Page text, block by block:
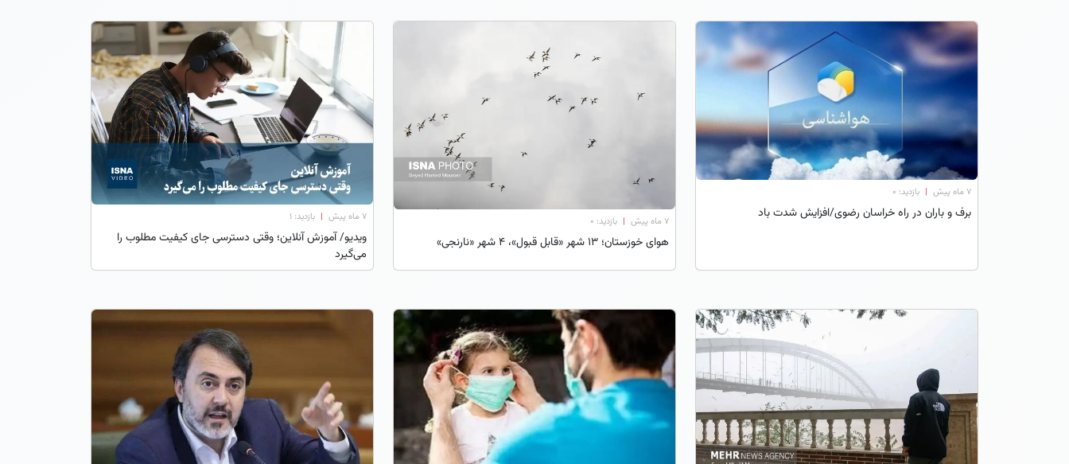
۷ ماه پیش | بازدید: 0
برف و باران در راه خراسان رضوی/افزایش شدت باد ۷ ماه پیش | بازدید: 0
هوای خوزستان؛ ۱۳ شهر «قابل قبول»، ۴ شهر «نارنجی»
۷ ماه پیش | بازدید: 1
ویدیو/ آموزش آنلاین؛ وقتی دسترسی جای کیفیت مطلوب را
می‌گیرد